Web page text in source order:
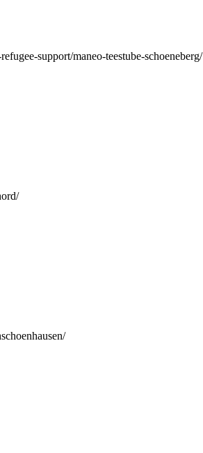
support/maneo-teestube-schoeneberg/